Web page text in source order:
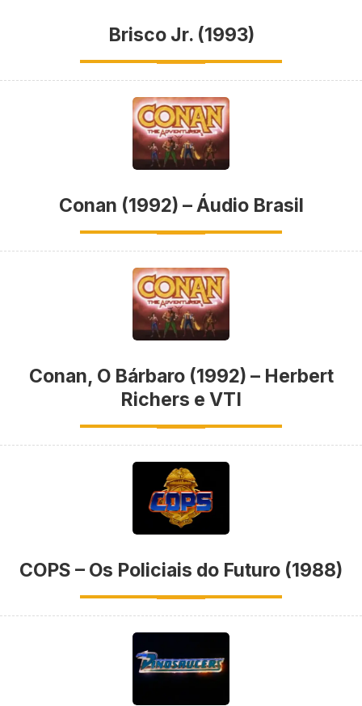
Brisco Jr. (1993)
Conan (1992) – Áudio Brasil
Conan, O Bárbaro (1992) – Herbert
Richers e VTI
COPS – Os Policiais do Futuro (1988)